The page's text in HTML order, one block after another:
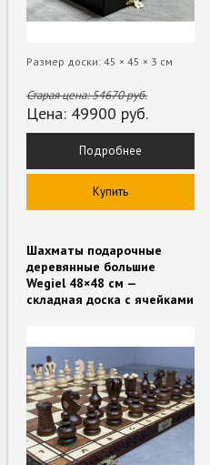
Размер доски: 45 × 45 × 3 см
Старая цена:54670руб.
Цена: 49900 руб.
Подробнее
Купить
Шахматы подарочные
деревянные большие
Wegiel 48×48 см —
складная доска с ячейками